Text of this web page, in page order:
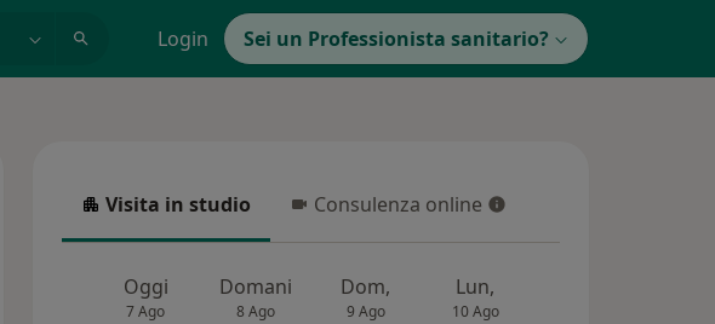
Login Sei un Professionista sanitario?
Visita in studio
Visita in studio Consulenza online
Consulenza online
Oggi
7 Ago
Domani
8 Ago
Dom,
9 Ago
Lun,
10 Ago